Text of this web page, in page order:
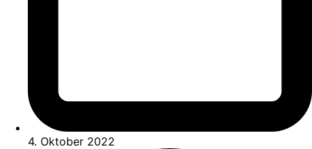
4. Oktober 2022